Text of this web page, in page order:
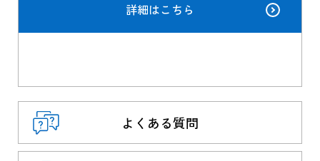
詳細はこちら
よくある質問